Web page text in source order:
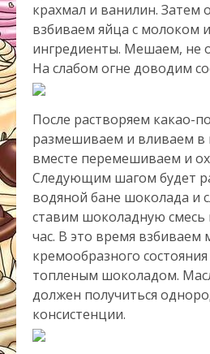
крахмал и ванилин. Затем
взбиваем яйца с молоком
ингредиенты. Мешаем, не
На слабом огне доводим
После растворяем какао-
размешиваем и вливаем в
вместе перемешиваем и
Следующим шагом будет
водяной бане шоколада и
ставим шоколадную смесь
час. В это время взбиваем
кремообразного
топленым шоколадом.
должен получиться
консистенции.